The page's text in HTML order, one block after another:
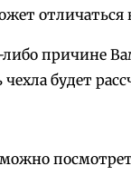
причине
будет